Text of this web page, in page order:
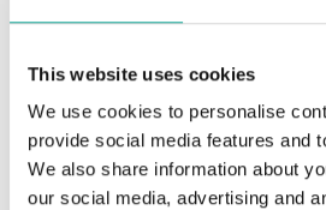
This website uses cookies
We use cookies to personalise
provide social media features and
We also share information about
our social media, advertising and
Vraag meer informatie